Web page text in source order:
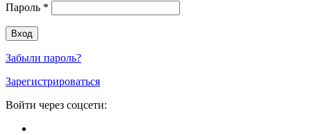
Пароль *
Забыли пароль?
Зарегистрироваться
Войти через соцсети: